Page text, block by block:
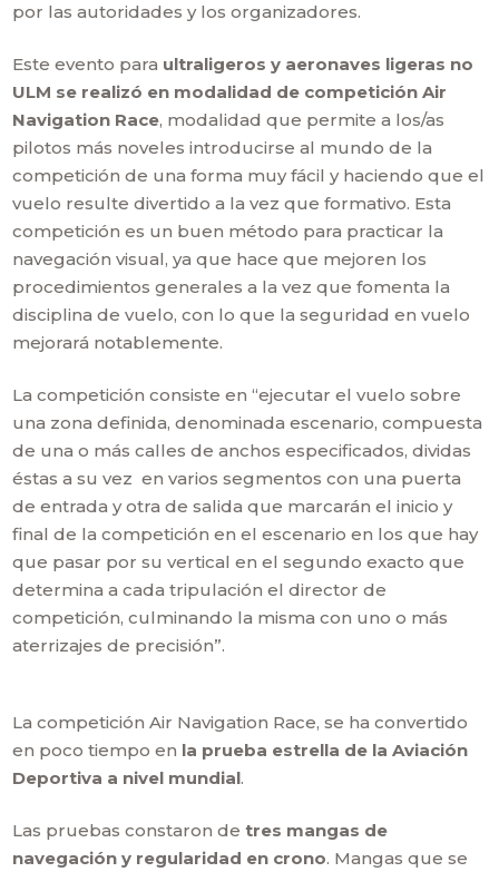
por las autoridades y los organizadores.
Este evento para ultraligeros y aeronaves ligeras no
ULM se realizó en modalidad de competición Air
Navigation Race, modalidad que permite a los/as
pilotos más noveles introducirse al mundo de la
competición de una forma muy fácil y haciendo que el
vuelo resulte divertido a la vez que formativo. Esta
competición es un buen método para practicar la
navegación visual, ya que hace que mejoren los
procedimientos generales a la vez que fomenta la
disciplina de vuelo, con lo que la seguridad en vuelo
mejorará notablemente.
La competición consiste en “ejecutar el vuelo sobre
una zona definida, denominada escenario, compuesta
de una o más calles de anchos especificados, dividas
éstas a su vez en varios segmentos con una puerta
de entrada y otra de salida que marcarán el inicio y
final de la competición en el escenario en los que hay
que pasar por su vertical en el segundo exacto que
determina a cada tripulación el director de
competición, culminando la misma con uno o más
aterrizajes de precisión”.
La competición Air Navigation Race, se ha convertido
en poco tiempo en la prueba estrella de la Aviación
Deportiva a nivel mundial.
Las pruebas constaron detres mangas de
navegación y regularidad en crono. Mangas que se